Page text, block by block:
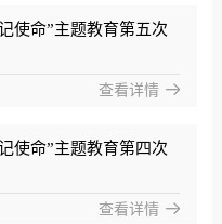
使命”主题教育第五次
查看详情
使命”主题教育第四次
查看详情